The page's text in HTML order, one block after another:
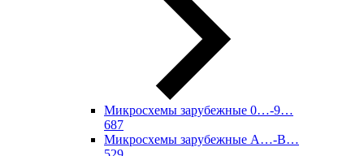
Микросхемы зарубежные 0…-9…
687
Микросхемы зарубежные A…-B…